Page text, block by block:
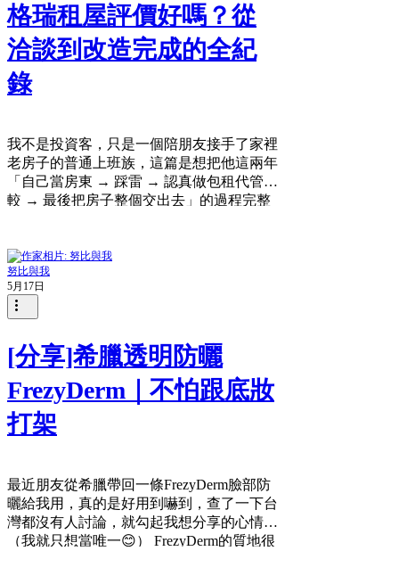
格瑞租屋評價好嗎？從
洽談到改造完成的全紀
錄
我不是投資客，只是一個陪朋友接手了家裡
老房子的普通上班族，這篇是想把他這兩年
「自己當房東 → 踩雷 → 認真做包租代管比
較 → 最後把房子整個交出去」的過程完整
的對比照。如果你也在比較「包租代管業
者」，希望能幫你少走一點我走過的冤枉
路。 交給格瑞租屋包租代管、改造前後比
較 為什麼不打算裝潢的人，會走到找格瑞
了一間兩房一廳老公寓給他，屋齡比我們還
老。 問題是.....他的工作在新竹，平常根本
不可能北上處理房子的事、也完全不懂裝
潢，看著斑駁的牆面和老浴室，他看我自己
改造板橋租屋的限動來問我，我跟他說...你
整理。 但說到底...最難的是心態：花自己的
錢裝潢，然後租給別人住，怎麼想都覺得浪
費，所以他一開始的策略很簡單，原況出
租，便宜租就好。 原本公寓改造前的屋況
努比與我
5月17日
[分享]希臘透明防曬
FrezyDerm｜不怕跟底妝
打架
最近朋友從希臘帶回一條FrezyDerm臉部防
曬給我用，真的是好用到嚇到，查了一下台
灣都沒有人討論，就勾起我想分享的心情
（我就只想當唯一😊） FrezyDerm的質地很